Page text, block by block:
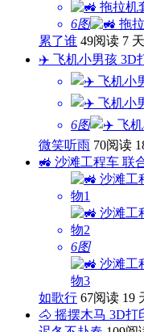
6图
累了谁 49阅读 7
✈️ 飞机小男孩 3D
6图
微笑听雨 70阅读
🚜 沙滩工程车 联
6图
如歌行 67阅读 19
🐴 摇摆木马 3D打